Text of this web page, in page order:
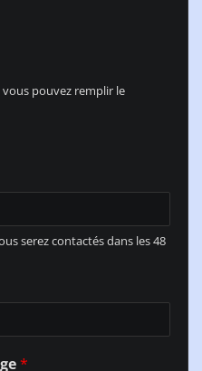
vous pouvez remplir le
serez contactés dans les 48
*